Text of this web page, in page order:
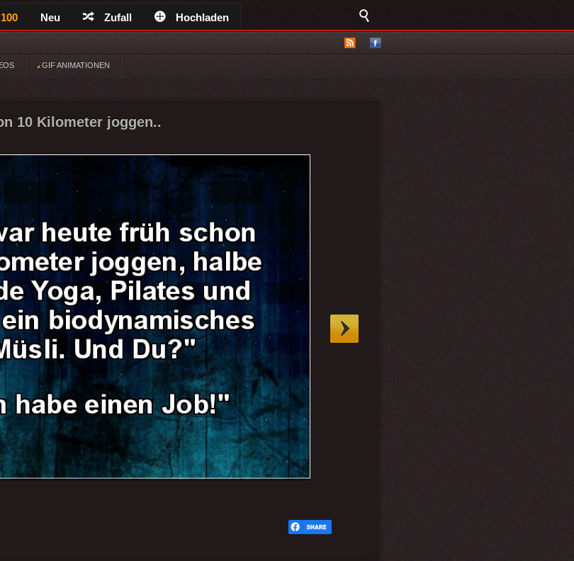
100 Neu Zufall Hochladen
GIF ANIMATIONEN
10 Kilometer joggen..